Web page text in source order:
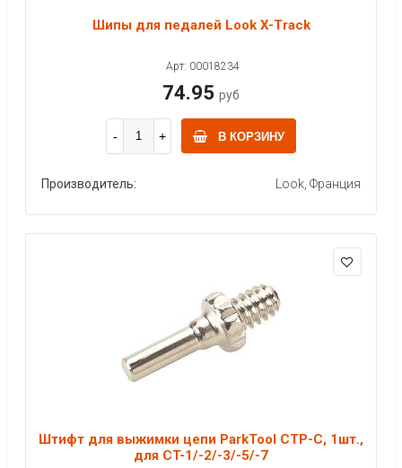
Шипы для педалей Look X-Track
Арт: 00018234
74.95 руб
В КОРЗИНУ
Производитель: Look, Франция
Штифт для выжимки цепи ParkTool CTP-C, 1шт.,
для CT-1/-2/-3/-5/-7